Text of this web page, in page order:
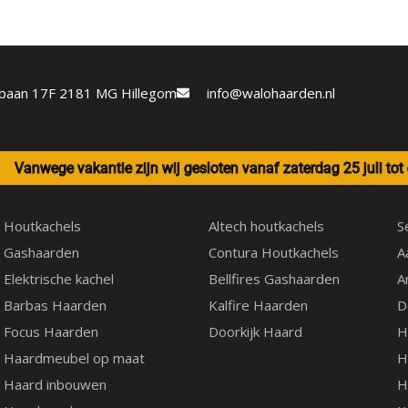
Trapsgewijs spelen met
je gasverbruik en heb je
Qua interieur kunt u
Vlakke wand
Qua Brander decoratie
Houtstammen
Qua kaders kunt u voor
Klassiek kader –
17F 2181 MG Hillegom info@walohaarden.nl
Vanwege vakantie zijn wij gesloten vanaf zaterdag 25 juli
Houtkachels
Gashaarden
Elektrische kachel
Barbas Haarden
Focus Haarden
Haardmeubel op maat
Haard inbouwen
Altech houtkachels
Contura Houtkachels
Bellfires Gashaarden
Kalfire Haarden
Doorkijk Haard